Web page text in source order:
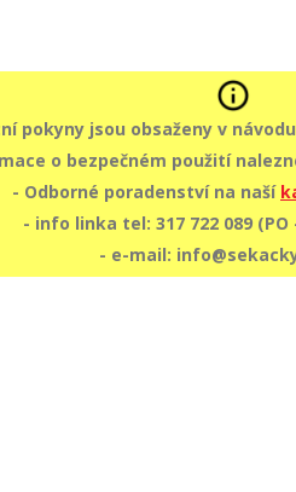
pokyny jsou obsaženy v
o bezpečném použití
- Odborné poradenství na naší
- info linka tel: 317 722 089 (PO
- e-mail: